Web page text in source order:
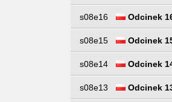
s08e16 Odcinek
s08e15 Odcinek
s08e14 Odcinek
s08e13 Odcinek